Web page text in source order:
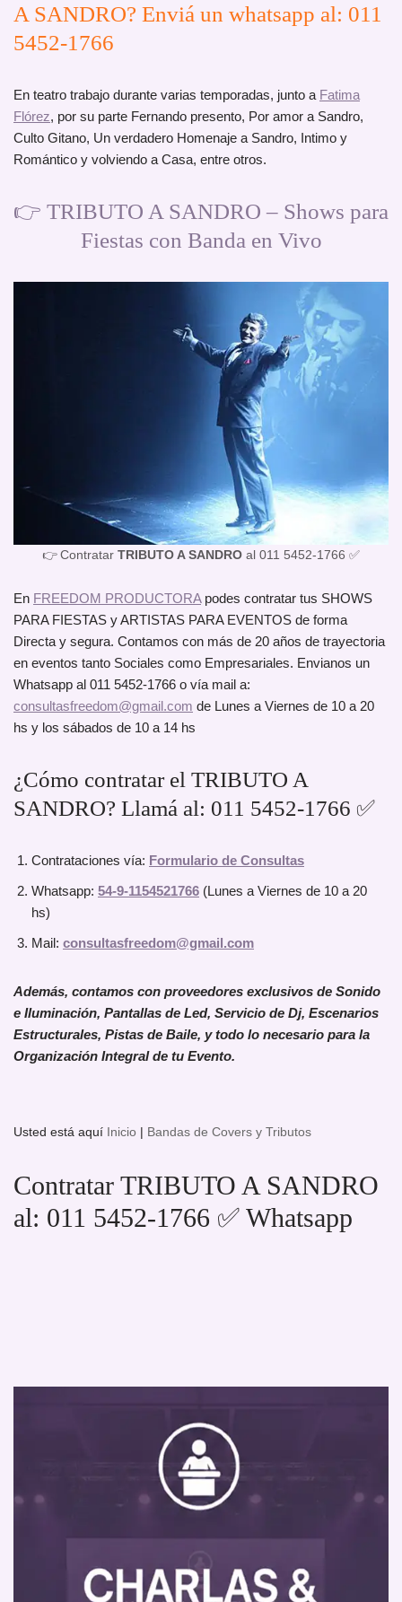
A SANDRO? Enviá un whatsapp al: 011
5452-1766
En teatro trabajo durante varias temporadas, junto a Fatima
Flórez, por su parte Fernando presento, Por amor a Sandro,
Culto Gitano, Un verdadero Homenaje a Sandro, Intimo y
Romántico y volviendo a Casa, entre otros.
👉 TRIBUTO A SANDRO – Shows para
Fiestas con Banda en Vivo
👉 Contratar TRIBUTO A SANDRO al 011 5452-1766 ✅
En FREEDOM PRODUCTORApodes contratar tus SHOWS
PARA FIESTAS y ARTISTAS PARA EVENTOS de forma
Directa y segura. Contamos con más de 20 años de trayectoria
en eventos tanto Sociales como Empresariales. Envianos un
Whatsapp al 011 5452-1766 o vía mail a:
consultasfreedom@gmail.com de Lunes a Viernes de 10 a 20
hs y los sábados de 10 a 14 hs
¿Cómo contratar el TRIBUTO A
SANDRO? Llamá al: 011 5452-1766 ✅
Contrataciones vía: Formulario de Consultas
Whatsapp: 54-9-1154521766 (Lunes a Viernes de 10 a 20
hs)
Mail: consultasfreedom@gmail.com
Además, contamos con proveedores exclusivos de Sonido
e Iluminación, Pantallas de Led, Servicio de Dj, Escenarios
Estructurales, Pistas de Baile, y todo lo necesario para la
Organización Integral de tu Evento.
Usted está aquí Inicio | Bandas de Covers y Tributos
Contratar TRIBUTO A SANDRO
al: 011 5452-1766 ✅ Whatsapp